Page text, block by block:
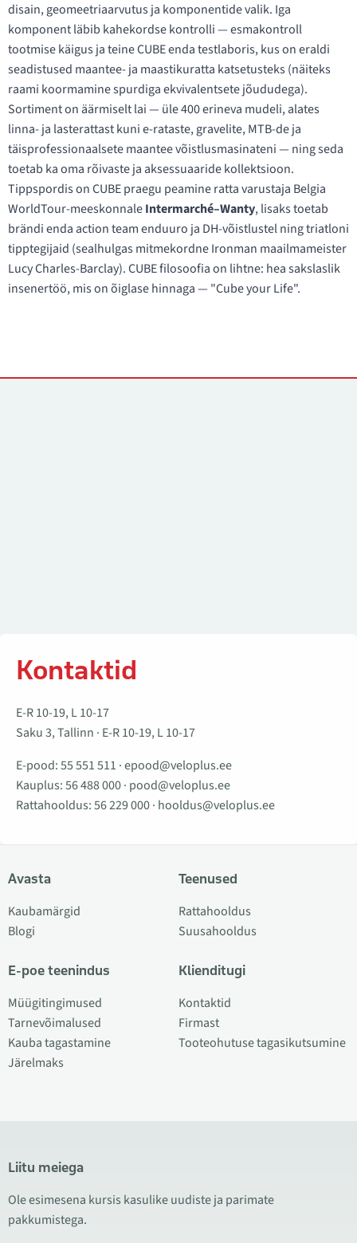
disain, geomeetriaarvutus ja komponentide valik. Iga
komponent läbib kahekordse kontrolli — esmakontroll
tootmise käigus ja teine CUBE enda testlaboris, kus on eraldi
seadistused maantee- ja maastikuratta katsetusteks (näiteks
raami koormamine spurdiga ekvivalentsete jõududega).
Sortiment on äärmiselt lai — üle 400 erineva mudeli, alates
linna- ja lasterattast kuni e-rataste, gravelite, MTB-de ja
täisprofessionaalsete maantee võistlusmasinateni — ning seda
toetab ka oma rõivaste ja aksessuaaride kollektsioon.
Tippspordis on CUBE praegu peamine ratta varustaja Belgia
WorldTour-meeskonnaleIntermarché–Wanty, lisaks toetab
brändi enda action team enduuro ja DH-võistlustel ning triatloni
tipptegijaid (sealhulgas mitmekordne Ironman maailmameister
Lucy Charles-Barclay). CUBE filosoofia on lihtne: hea sakslaslik
insenertöö, mis on õiglase hinnaga — "Cube your Life".
Kontaktid
E-R 10-19, L 10-17
Saku 3, Tallinn · E-R 10-19, L 10-17
E-pood:55 551 511 ·epood@veloplus.ee
Kauplus:56 488 000· pood@veloplus.ee
Rattahooldus:56 229 000· hooldus@veloplus.ee
Avasta
Kaubamärgid
Blogi
E-poe teenindus
Müügitingimused
Tarnevõimalused
Kauba tagastamine
Järelmaks
Teenused
Rattahooldus
Suusahooldus
Klienditugi
Kontaktid
Firmast
Tooteohutuse tagasikutsumine
Liitu meiega
Ole esimesena kursis kasulike uudiste ja parimate
pakkumistega.